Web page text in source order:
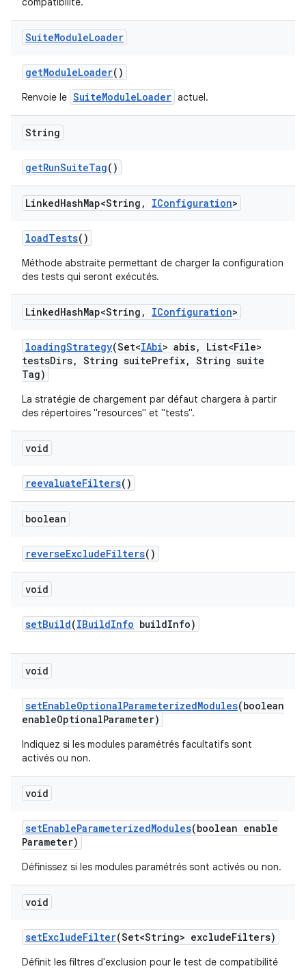
SuiteModuleLoader
getModuleLoader()
Renvoie le SuiteModuleLoader actuel.
String
getRunSuiteTag()
LinkedHashMap<String , IConfiguration>
loadTests()
Méthode abstraite permettant de charger la configuration
des tests qui seront exécutés.
LinkedHashMap<String , IConfiguration>
loadingStrategy(Set<IAbi> abis,
List<File>
testsDirs, String suitePrefix, String suite
Tag)
La stratégie de chargement par défaut chargera à partir
des répertoires "resources" et "tests".
void
reevaluateFilters()
boolean
reverseExcludeFilters()
void
setBuild(IBuildInfo buildInfo)
void
setEnableOptionalParameterizedModules(boolean
enableOptionalParameter)
Indiquez si les modules paramétrés facultatifs sont
activés ou non.
void
setEnableParameterizedModules(boolean enable
Parameter)
Définissez si les modules paramétrés sont activés ou non.
void
setExcludeFilter(Set<String> excludeFilters)
Définit les filtres d'exclusion pour le test de compatibilité